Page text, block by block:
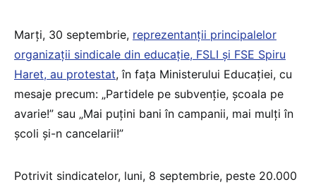
Marți, 30 septembrie, reprezentanții principalelor
organizații sindicale din educație, FSLI și FSE Spiru
Haret, au protestat, în fața Ministerului Educației, cu
mesaje precum: „Partidele pe subvenție, școala pe
avarie!” sau „Mai puțini bani în campanii, mai mulți în
școli și-n cancelarii!”
Potrivit sindicatelor, luni, 8 septembrie, peste 20.000